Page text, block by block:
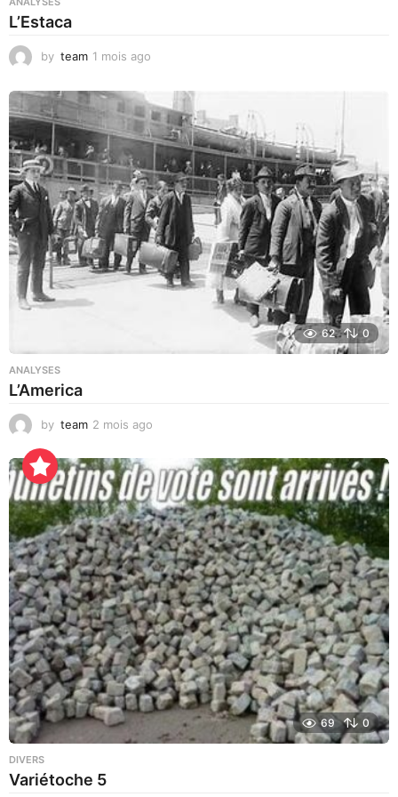
L’Estaca
by team 1 mois ago
i
s
a
o
62 0
ANALYSES
L’America
by team 2 mois ago
u
r
s
a
g
o
69 0
DIVERS
Variétoche 5